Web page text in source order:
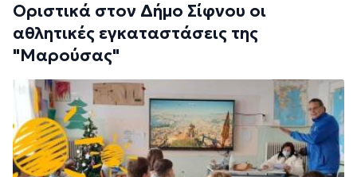
Οριστικά στον Δήμο Σίφνου οι
αθλητικές εγκαταστάσεις της
"Μαρούσας"